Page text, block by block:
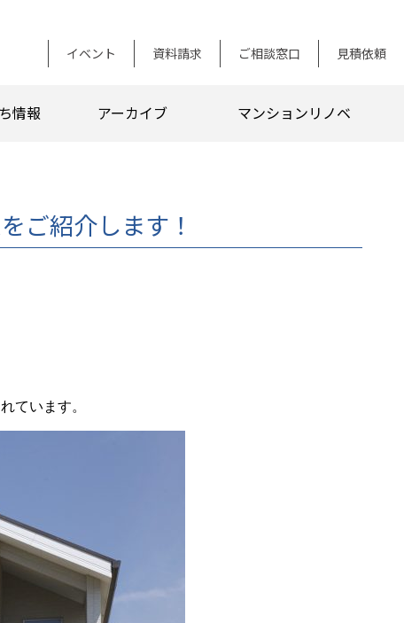
イベント 資料請求 ご相談窓口 見積依頼
情報 アーカイブ マンションリノベ
ご紹介します！
ています。